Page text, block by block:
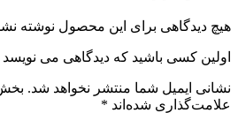
هیچ دیدگاهی برای این محصول نوشته
اولین کسی باشید که دیدگاهی می
نشانی ایمیل شما منتشر نخواهد شد.
علامت‌گذاری شده‌اند *